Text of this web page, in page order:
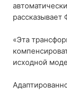
рассказывает
«Эта
исходной